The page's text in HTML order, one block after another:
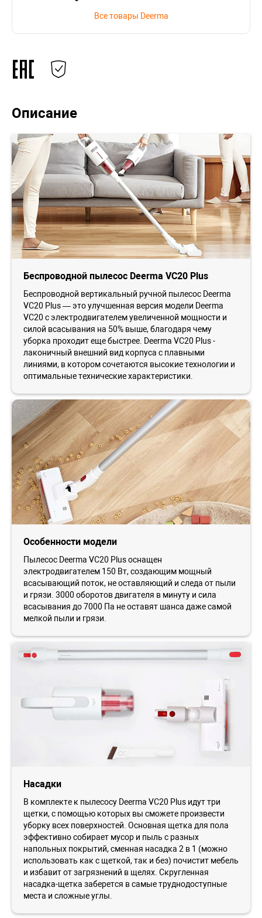
Все товары Deerma
Описание
Беспроводной пылесос Deerma VC20 Plus
Беспроводной вертикальный ручной пылесос Deerma
VC20 Plus — это улучшенная версия модели Deerma
VC20 с электродвигателем увеличенной мощности и
силой всасывания на 50% выше, благодаря чему
уборка проходит еще быстрее. Deerma VC20 Plus -
лаконичный внешний вид корпуса с плавными
линиями, в котором сочетаются высокие технологии и
оптимальные технические характеристики.
Особенности модели
Пылесос Deerma VC20 Plus оснащен
электродвигателем 150 Вт, создающим мощный
всасывающий поток, не оставляющий и следа от пыли
и грязи. 3000 оборотов двигателя в минуту и сила
всасывания до 7000 Па не оставят шанса даже самой
мелкой пыли и грязи.
Насадки
В комплекте к пылесосу Deerma VC20 Plus идут три
щетки, с помощью которых вы сможете произвести
уборку всех поверхностей. Основная щетка для пола
эффективно собирает мусор и пыль с разных
напольных покрытий, сменная насадка 2 в 1 (можно
использовать как с щеткой, так и без) почистит мебель
и избавит от загрязнений в щелях. Скругленная
насадка-щетка заберется в самые труднодоступные
места и сложные углы.